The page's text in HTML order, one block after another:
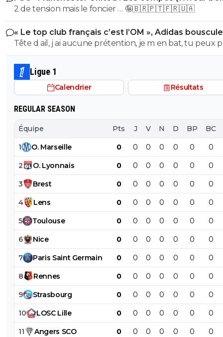
Sports 1)
2 de tension mais le foncier … 🤪🇧🇷🇵🇹🇫🇷🇺🇦
« Le top club français c’est l’OM », Adidas
PSG
Tête d ail, j ai aucune prétention, je m en bat, tu peux
ce que tu veux de Paris, c est pas le problème, c est
que j aime pas les énormes cons, t es juste un gros
qui il faut rappeler qu’il supporte un club qui fait des
nommés « champions project » et qui met des
se ridiculiser devant toute l Europe en battant le
défaites d affilée de la compétition…donc un club tout
image de clown condescendant, bisous la Raymond Q
Ligue 1
Calendrier Résultats
REGULAR SEASON
Équipe Pts J V N D BP BC
1 O. Marseille 0 0 0 0 0 0 0
2 O. Lyonnais 0 0 0 0 0 0 0
3 Brest 0 0 0 0 0 0 0
4 Lens 0 0 0 0 0 0 0
5 Toulouse 0 0 0 0 0 0 0
6 Nice 0 0 0 0 0 0 0
7 Paris Saint Germain 0 0 0 0 0 0 0
8 Rennes 0 0 0 0 0 0 0
9 Strasbourg 0 0 0 0 0 0 0
10 LOSC Lille 0 0 0 0 0 0 0
11 Angers SCO 0 0 0 0 0 0 0